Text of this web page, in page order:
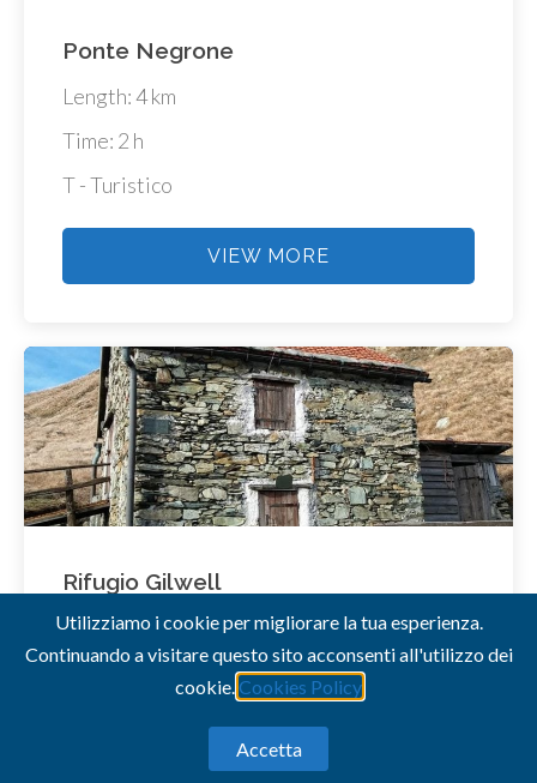
Ponte Negrone
Length: 4 km
Time: 2 h
T - Turistico
VIEW MORE
Rifugio Gilwell
Length: 5,6 km
Utilizziamo i cookie per migliorare la tua esperienza.
Continuando a visitare questo sito acconsenti all'utilizzo dei
cookie. Cookies Policy
Accetta